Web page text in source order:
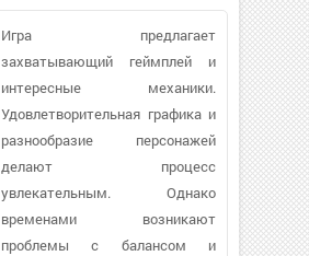
Игра предлагает
захватывающий геймплей и
интересные механики.
Удовлетворительная графика и
разнообразие персонажей
делают процесс
увлекательным. Однако
временами возникают
проблемы с балансом и